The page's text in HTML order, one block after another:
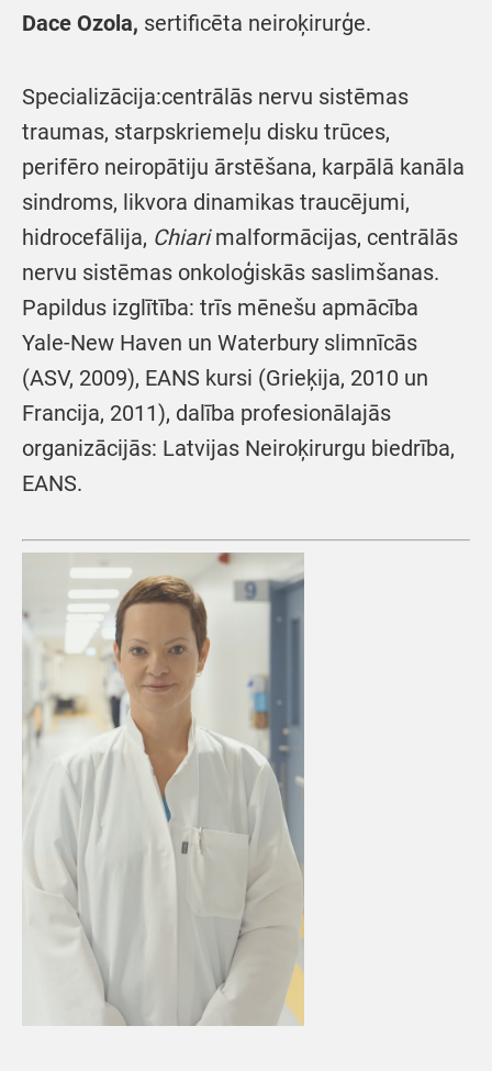
Dace Ozola, sertificēta neiroķirurģe.
Specializācija:centrālās nervu sistēmas
traumas, starpskriemeļu disku trūces,
perifēro neiropātiju ārstēšana, karpālā kanāla
sindroms, likvora dinamikas traucējumi,
hidrocefālija, Chiarimalformācijas, centrālās
nervu sistēmas onkoloģiskās saslimšanas.
Papildus izglītība: trīs mēnešu apmācība
Yale-New Haven un Waterbury slimnīcās
(ASV, 2009), EANS kursi (Grieķija, 2010 un
Francija, 2011), dalība profesionālajās
organizācijās: Latvijas Neiroķirurgu biedrība,
EANS.